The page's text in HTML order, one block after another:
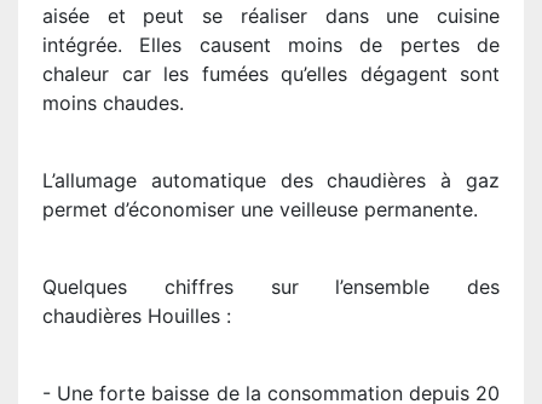
aisée et peut se réaliser dans une cuisine
intégrée. Elles causent moins de pertes de
chaleur car les fumées qu’elles dégagent sont
moins chaudes.
L’allumage automatique des chaudières à gaz
permet d’économiser une veilleuse permanente.
Quelques chiffres sur l’ensemble des
chaudières Houilles :
- Une forte baisse de la consommation depuis 20